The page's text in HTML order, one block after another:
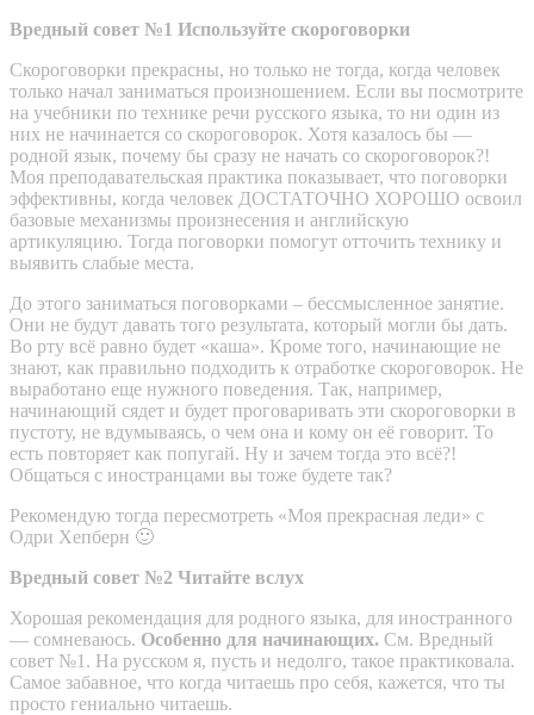
Вредный совет №1 Используйте скороговорки
Скороговорки прекрасны, но только не тогда, когда человек
только начал заниматься произношением. Если вы посмотрите
на учебники по технике речи русского языка, то ни один из
них не начинается со скороговорок. Хотя казалось бы —
родной язык, почему бы сразу не начать со скороговорок?!
Моя преподавательская практика показывает, что поговорки
эффективны, когда человек ДОСТАТОЧНО ХОРОШО освоил
базовые механизмы произнесения и английскую
артикуляцию. Тогда поговорки помогут отточить технику и
выявить слабые места.
До этого заниматься поговорками – бессмысленное занятие.
Они не будут давать того результата, который могли бы дать.
Во рту всё равно будет «каша». Кроме того, начинающие не
знают, как правильно подходить к отработке скороговорок. Не
выработано еще нужного поведения. Так, например,
начинающий сядет и будет проговаривать эти скороговорки в
пустоту, не вдумываясь, о чем она и кому он её говорит. То
есть повторяет как попугай. Ну и зачем тогда это всё?!
Общаться с иностранцами вы тоже будете так?
Рекомендую тогда пересмотреть «Моя прекрасная леди» с
Одри Хепберн 🙂
Вредный совет №2 Читайте вслух
Хорошая рекомендация для родного языка, для иностранного
— сомневаюсь. Особенно для начинающих. См. Вредный
совет №1. На русском я, пусть и недолго, такое практиковала.
Самое забавное, что когда читаешь про себя, кажется, что ты
просто гениально читаешь.